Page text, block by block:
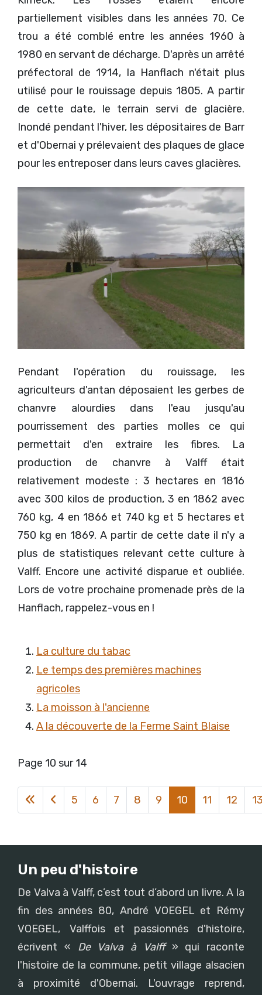
partiellement visibles dans les années 70. Ce
trou a été comblé entre les années 1960 à
1980 en servant de décharge. D'après un arrêté
préfectoral de 1914, la Hanflach n'était plus
utilisé pour le rouissage depuis 1805. A partir
de cette date, le terrain servi de glacière.
Inondé pendant l'hiver, les dépositaires de Barr
et d'Obernai y prélevaient des plaques de glace
pour les entreposer dans leurs caves glacières.
Pendant l'opération du rouissage, les
agriculteurs d'antan déposaient les gerbes de
chanvre alourdies dans l'eau jusqu'au
pourrissement des parties molles ce qui
permettait d'en extraire les fibres. La
production de chanvre à Valff était
relativement modeste : 3 hectares en 1816
avec 300 kilos de production, 3 en 1862 avec
760 kg, 4 en 1866 et 740 kg et 5 hectares et
750 kg en 1869. A partir de cette date il n'y a
plus de statistiques relevant cette culture à
Valff. Encore une activité disparue et oubliée.
Lors de votre prochaine promenade près de la
Hanflach, rappelez-vous en !
La culture du tabac
Le temps des premières machines
agricoles
La moisson à l'ancienne
A la découverte de la Ferme Saint Blaise
Page 10 sur 14
5 6 7 8 9 10 11 12
Un peu d'histoire
De Valva à Valff, c’est tout d’abord un livre. A la
fin des années 80, André VOEGEL et Rémy
VOEGEL, Valffois et passionnés d'histoire,
écrivent « De Valva à Valff» qui raconte
l'histoire de la commune, petit village alsacien
à proximité d'Obernai. L'ouvrage reprend,